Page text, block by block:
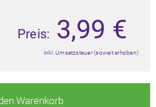
Preis: 3,99 €
inkl. Umsatzsteuer (soweit erhoben)
Warenkorb